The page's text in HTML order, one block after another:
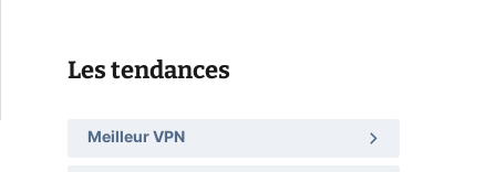
Les tendances
Meilleur VPN